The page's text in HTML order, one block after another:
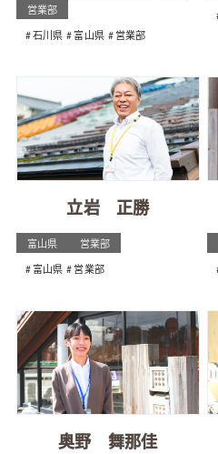
営業部
石川県 富山県 営業部
立岩 正勝
富山県 営業部
富山県 営業部
奥野 舞那佳